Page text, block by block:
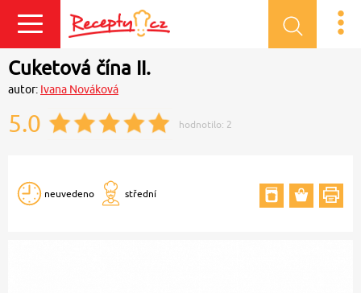
Přihlásit se
Cuketová čína II.
autor: Ivana Nováková
5.0 hodnotilo: 2
neuvedeno střední